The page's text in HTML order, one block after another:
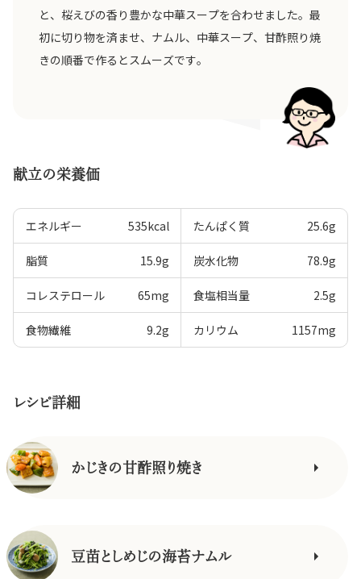
と、桜えびの香り豊かな中華スープを合わせました。最
初に切り物を済ませ、ナムル、中華スープ、甘酢照り焼
きの順番で作るとスムーズです。
献立の栄養価
エネルギー 535kcal たんぱく質 25.6g
脂質 15.9g 炭水化物 78.9g
コレステロール 65mg 食塩相当量 2.5g
食物繊維 9.2g カリウム 1157mg
レシピ詳細
かじきの甘酢照り焼き
豆苗としめじの海苔ナムル